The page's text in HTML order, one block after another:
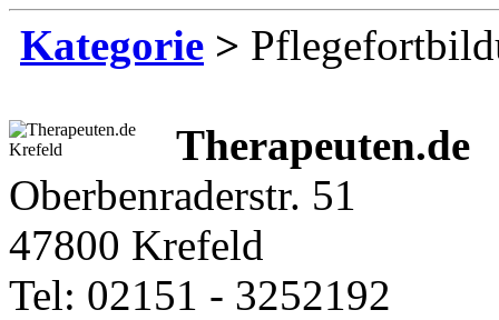
Kategorie >
Therapeuten.de
Oberbenraderstr. 51
47800 Krefeld
Tel: 02151 - 3252192